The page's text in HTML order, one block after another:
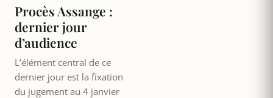
Procès Assange :
dernier jour
d’audience
L’élément central de ce
dernier jour est la fixation
du jugement au 4 janvier